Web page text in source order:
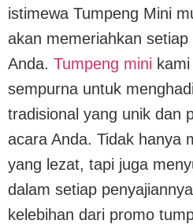
istimewa Tumpeng Mini
akan memeriahkan
Anda. Tumpeng mini
sempurna untuk
tradisional yang unik dan
acara Anda. Tidak hanya
yang lezat, tapi juga
dalam setiap
kelebihan dari promo